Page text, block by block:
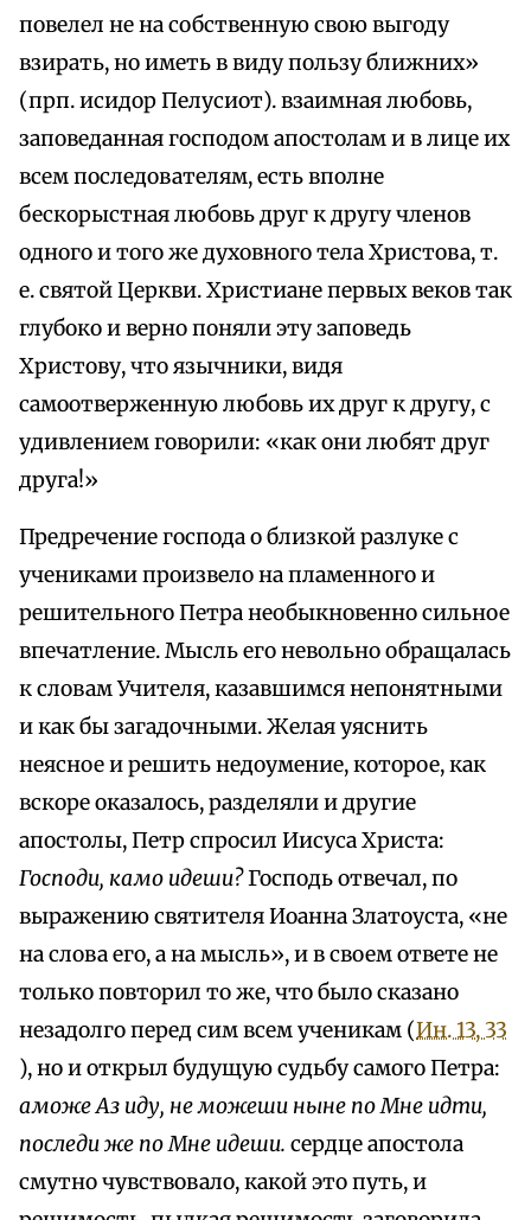
повелел не на собственную свою выгоду
взирать, но иметь в виду пользу ближних»
(прп. исидор Пелусиот). взаимная любовь,
заповеданная господом апостолам и в лице их
всем последователям, есть вполне
бескорыстная любовь друг к другу членов
одного и того же духовного тела Христова, т.
е. святой Церкви. Христиане первых веков так
глубоко и верно поняли эту заповедь
Христову, что язычники, видя
самоотверженную любовь их друг к другу, с
удивлением говорили: «как они любят друг
друга!»
Предречение господа о близкой разлуке с
учениками произвело на пламенного и
решительного Петра необыкновенно сильное
впечатление. Мысль его невольно обращалась
к словам Учителя, казавшимся непонятными
и как бы загадочными. Желая уяснить
неясное и решить недоумение, которое, как
вскоре оказалось, разделяли и другие
апостолы, Петр спросил Иисуса Христа:
Господи, камо идеши?Господь отвечал, по
выражению святителя Иоанна Златоуста, «не
на слова его, а на мысль», и в своем ответе не
только повторил то же, что было сказано
незадолго перед сим всем ученикам (Ин. 13, 33
), но и открыл будущую судьбу самого Петра:
аможе Аз иду, не можеши ныне по Мне идти,
последи же по Мне идеши. сердце апостола
смутно чувствовало, какой это путь, и